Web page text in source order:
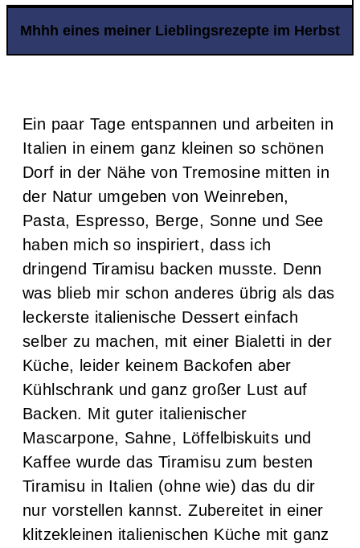
Mhhh eines meiner Lieblingsrezepte im Herbst
Ein paar Tage entspannen und arbeiten in
Italien in einem ganz kleinen so schönen
Dorf in der Nähe von Tremosine mitten in
der Natur umgeben von Weinreben,
Pasta, Espresso, Berge, Sonne und See
haben mich so inspiriert, dass ich
dringend Tiramisu backen musste. Denn
was blieb mir schon anderes übrig als das
leckerste italienische Dessert einfach
selber zu machen, mit einer Bialetti in der
Küche, leider keinem Backofen aber
Kühlschrank und ganz großer Lust auf
Backen. Mit guter italienischer
Mascarpone, Sahne, Löffelbiskuits und
Kaffee wurde das Tiramisu zum besten
Tiramisu in Italien (ohne wie) das du dir
nur vorstellen kannst. Zubereitet in einer
klitzekleinen italienischen Küche mit ganz